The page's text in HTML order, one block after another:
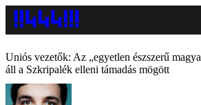
Uniós vezetők: Az „egyetlen észszerű
áll a Szkripalék elleni támadás mögött